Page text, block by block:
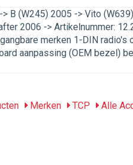
B (W245) 2005 -> Vito
2006 -> Artikelnummer:
merken 1-DIN
aanpassing (OEM bezel)
Merken TCP Alle